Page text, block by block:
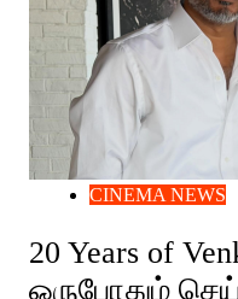
CINEMA NEWS
20 Years of
ஒருபோதும்